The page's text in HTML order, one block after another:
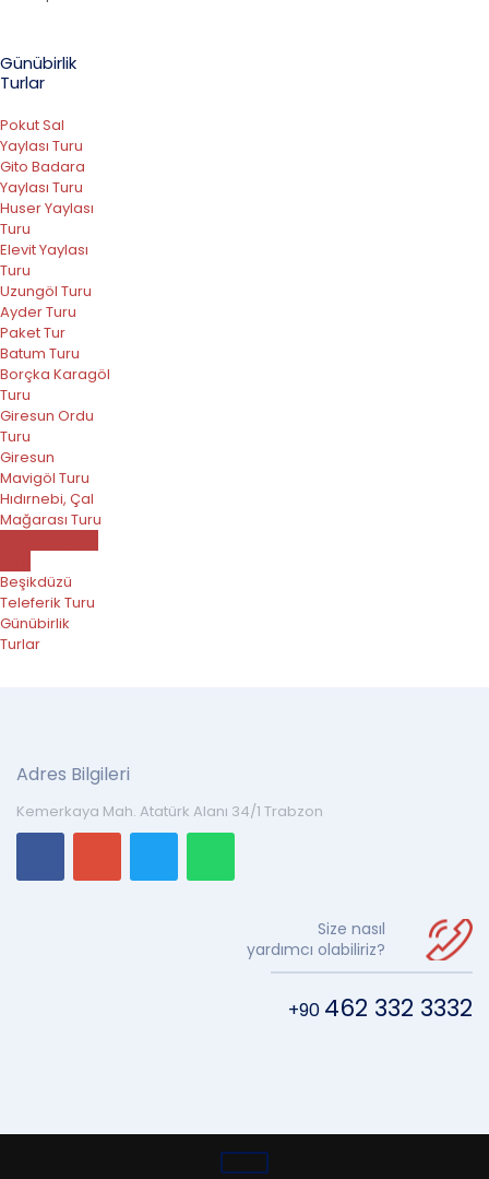
Günübirlik
Turlar
Pokut Sal
Yaylası Turu
Gito Badara
Yaylası Turu
Huser Yaylası
Turu
Elevit Yaylası
Turu
Uzungöl Turu
Ayder Turu
Paket Tur
Batum Turu
Borçka Karagöl
Turu
Giresun Ordu
Turu
Giresun
Mavigöl Turu
Hıdırnebi, Çal
Mağarası Turu
Beşikdüzü
Teleferik Turu
Günübirlik
Turlar
Adres Bilgileri
Kemerkaya Mah. Atatürk Alanı 34/1 Trabzon
Size nasıl
yardımcı olabiliriz?
+90 462 332 3332